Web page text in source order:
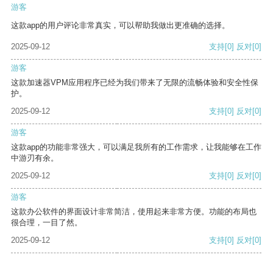
游客
这款app的用户评论非常真实，可以帮助我做出更准确的选择。
2025-09-12 支持[0] 反对[0]
游客
这款加速器VPM应用程序已经为我们带来了无限的流畅体验和安全性保
护。
2025-09-12
支持[0] 反对[0]
游客
这款app的功能非常强大，可以满足我所有的工作需求，让我能够在工作
中游刃有余。
2025-09-12
支持[0] 反对[0]
游客
这款办公软件的界面设计非常简洁，使用起来非常方便。功能的布局也
很合理，一目了然。
2025-09-12
支持[0] 反对[0]